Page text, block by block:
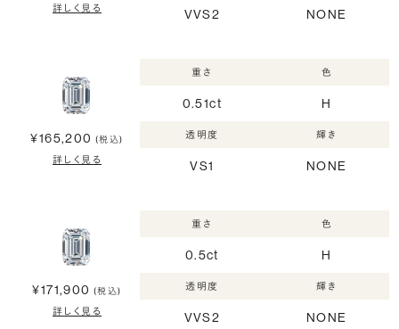
詳しく見る VVS2 NONE
¥165,200 (税込)
詳しく見る
重さ
0.51ct
色
H
透明度
VS1
輝き
NONE
¥171,900 (税込)
詳しく見る
重さ
0.5ct
色
H
透明度
VVS2
輝き
NONE